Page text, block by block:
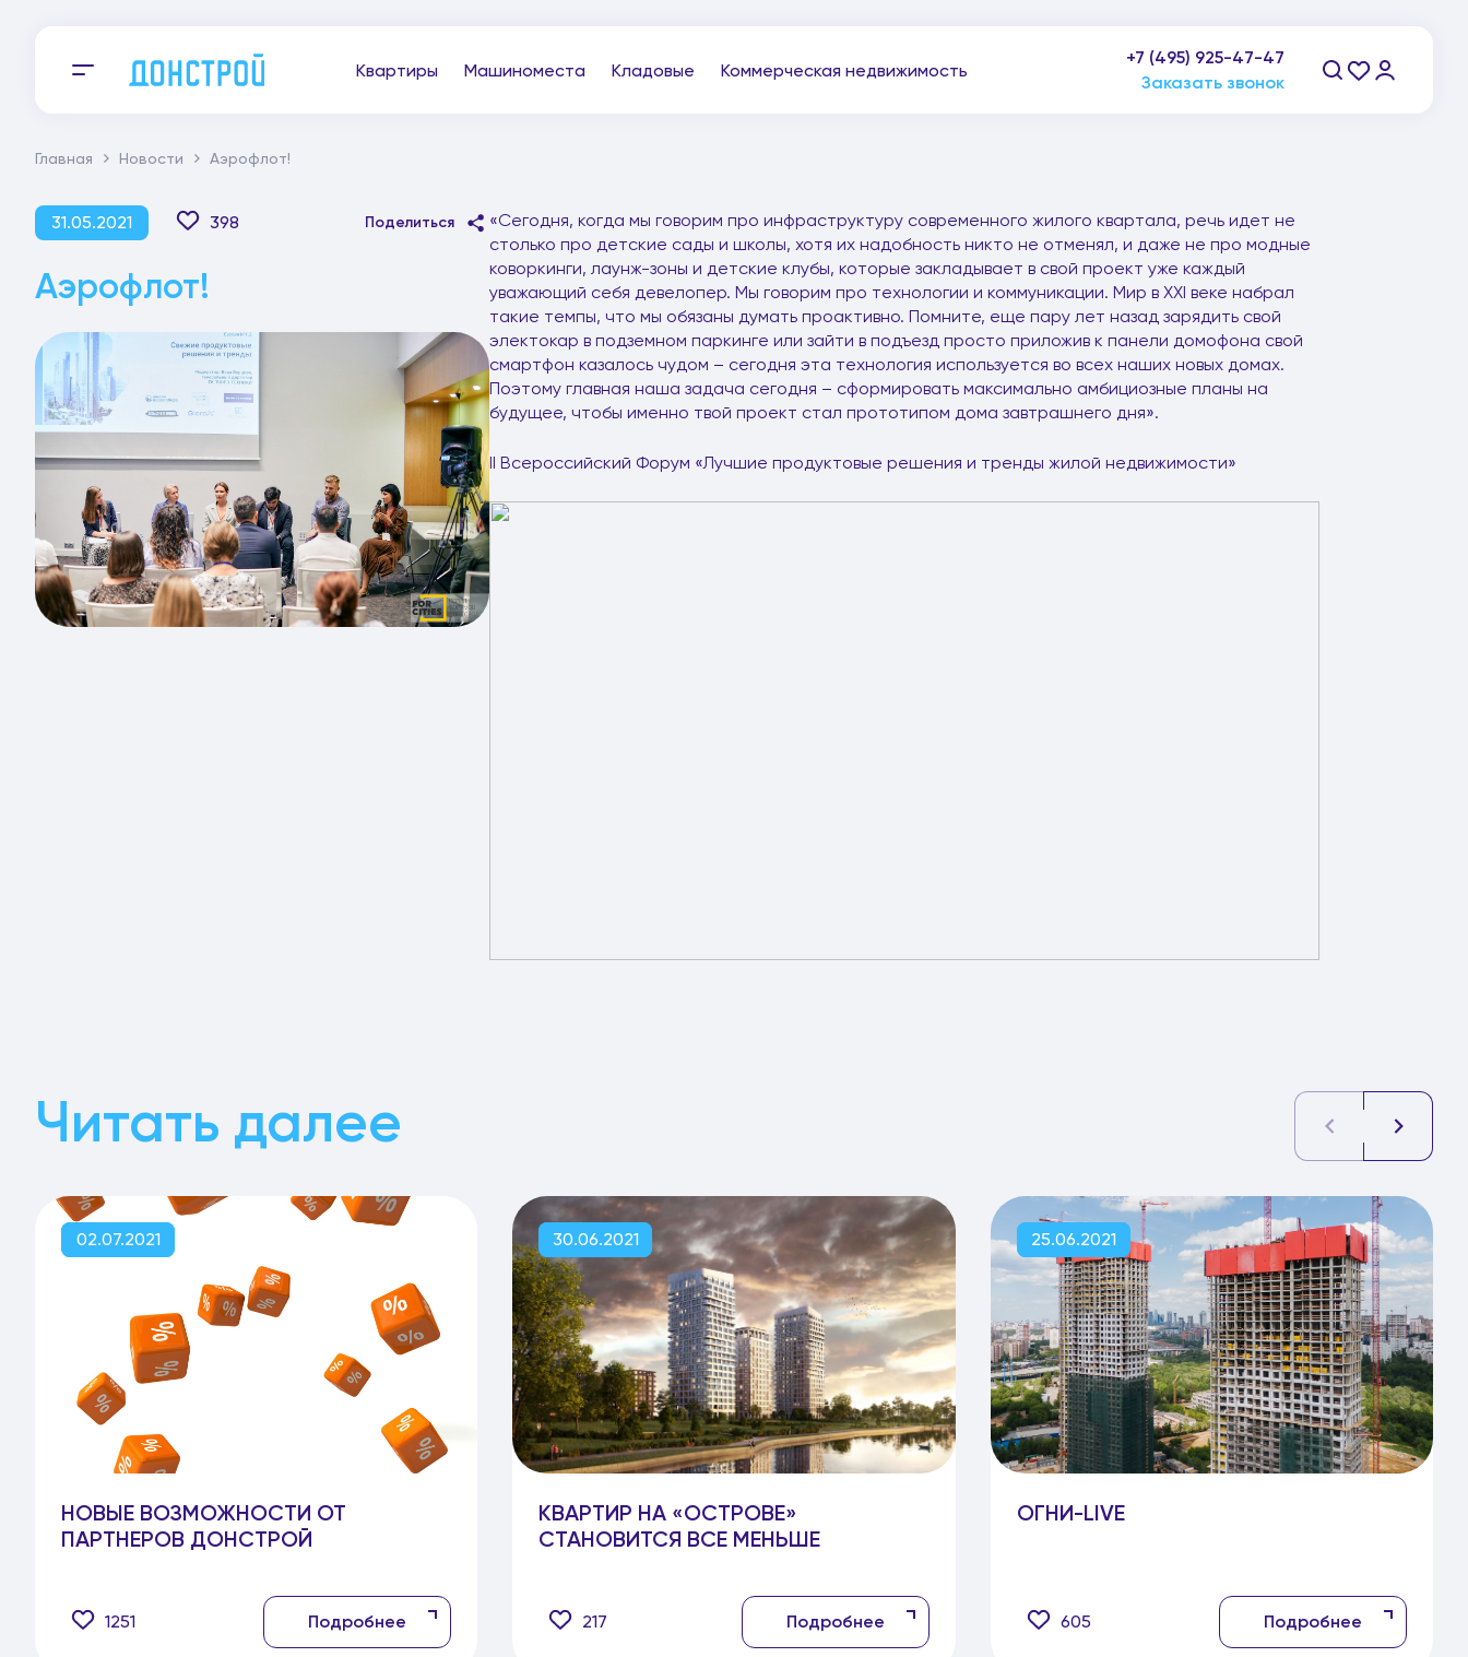
Квартиры Машиноместа Кладовые Коммерческая недвижимость
+7 (495) 925-47-47
пн-пт: 9:00-21:00, сб-вс: 10:00-20:00
Главная Новости Аэрофлот!
31.05.2021 398 Поделиться
Аэрофлот!
«Сегодня, когда мы говорим про инфраструктуру современного жилого квартала, речь идет не
столько про детские сады и школы, хотя их надобность никто не отменял, и даже не про модные
коворкинги, лаунж-зоны и детские клубы, которые закладывает в свой проект уже каждый
уважающий себя девелопер. Мы говорим про технологии и коммуникации. Мир в XXI веке набрал
такие темпы, что мы обязаны думать проактивно. Помните, еще пару лет назад зарядить свой
электокар в подземном паркинге или зайти в подъезд просто приложив к панели домофона свой
смартфон казалось чудом – сегодня эта технология используется во всех наших новых домах.
Поэтому главная наша задача сегодня – сформировать максимально амбициозные планы на
будущее, чтобы именно твой проект стал прототипом дома завтрашнего дня».
II Всероссийский Форум «Лучшие продуктовые решения и тренды жилой недвижимости»
Читать далее
02.07.2021
НОВЫЕ ВОЗМОЖНОСТИ ОТ
ПАРТНЕРОВ ДОНСТРОЙ
1251 Подробнее
30.06.2021
КВАРТИР НА «ОСТРОВЕ»
СТАНОВИТСЯ ВСЕ МЕНЬШЕ
217 Подробнее
25.06.2021
ОГНИ-LIVE
605 Подробнее